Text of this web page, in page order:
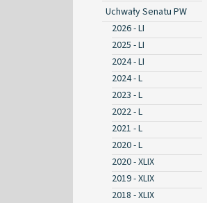
Uchwały Senatu PW
2026 - LI
2025 - LI
2024 - LI
2024 - L
2023 - L
2022 - L
2021 - L
2020 - L
2020 - XLIX
2019 - XLIX
2018 - XLIX